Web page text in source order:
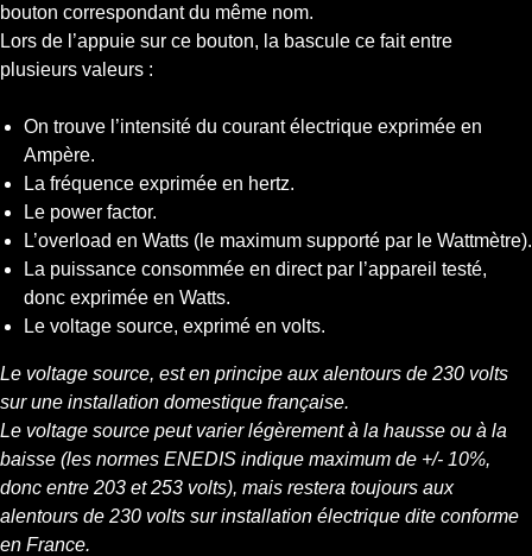
bouton correspondant du même nom.
Lors de l’appuie sur ce bouton, la bascule ce fait entre
plusieurs valeurs :
On trouve l’intensité du courant électrique exprimée en
Ampère.
La fréquence exprimée en hertz.
Le power factor.
L’overload en Watts (le maximum supporté par le Wattmètre).
La puissance consommée en direct par l’appareil testé,
donc exprimée en Watts.
Le voltage source, exprimé en volts.
Le voltage source, est en principe aux alentours de 230 volts
sur une installation domestique française.
Le voltage source peut varier légèrement à la hausse ou à la
baisse (les normes ENEDIS indique maximum de +/- 10%,
donc entre 203 et 253 volts), mais restera toujours aux
alentours de 230 volts sur installation électrique dite conforme
en France.